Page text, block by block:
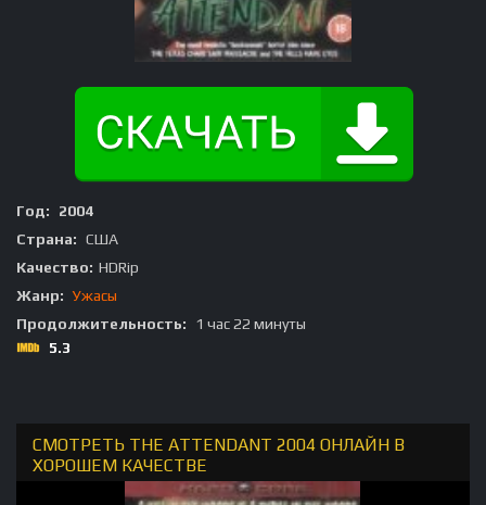
Год:
2004
Страна: США
Качество: HDRip
Жанр: Ужасы
Продолжительность:
1 час 22 минуты
5.3
СМОТРЕТЬ THE ATTENDANT 2004 ОНЛАЙН В
ХОРОШЕМ КАЧЕСТВЕ